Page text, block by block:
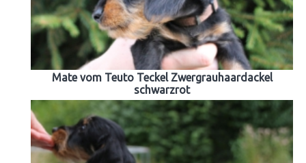
Mate vom Teuto Teckel Zwergrauhaardackel
schwarzrot